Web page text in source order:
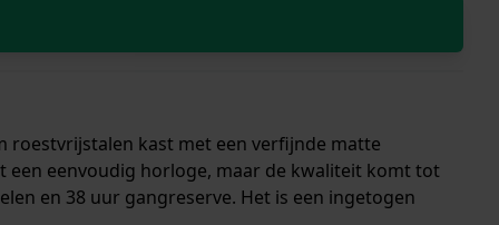
roestvrijstalen kast met een verfijnde matte
een eenvoudig horloge, maar de kwaliteit komt tot
en 38 uur gangreserve. Het is een ingetogen